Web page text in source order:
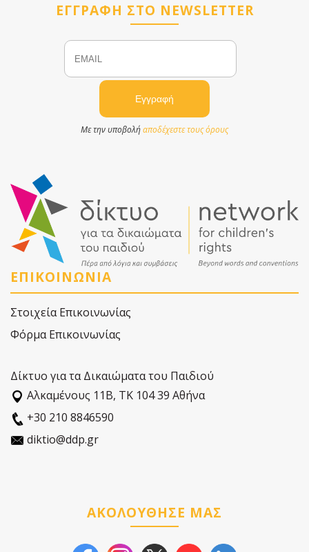
ΕΓΓΡΑΦΗ ΣΤΟ NEWSLETTER
Email
Με την υποβολήαποδέχεστε τους όρους
ΕΠΙΚΟΙΝΩΝΙΑ
Στοιχεία Επικοινωνίας
Φόρμα Επικοινωνίας
Δίκτυο για τα Δικαιώματα του Παιδιού
Αλκαµένους 11Β, ΤΚ 104 39 Αθήνα
+30 210 8846590
diktio@ddp.gr
ΑΚΟΛΟΥΘΗΣΕ ΜΑΣ